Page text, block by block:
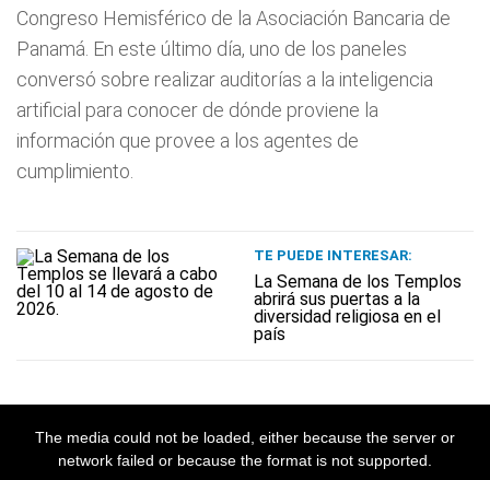
Congreso Hemisférico de la Asociación Bancaria de
Panamá. En este último día, uno de los paneles
conversó sobre realizar auditorías a la inteligencia
artificial para conocer de dónde proviene la
información que provee a los agentes de
cumplimiento.
TE PUEDE INTERESAR:
La Semana de los Templos
abrirá sus puertas a la
diversidad religiosa en el
país